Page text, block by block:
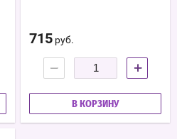
715 руб.
− +
В КОРЗИНУ